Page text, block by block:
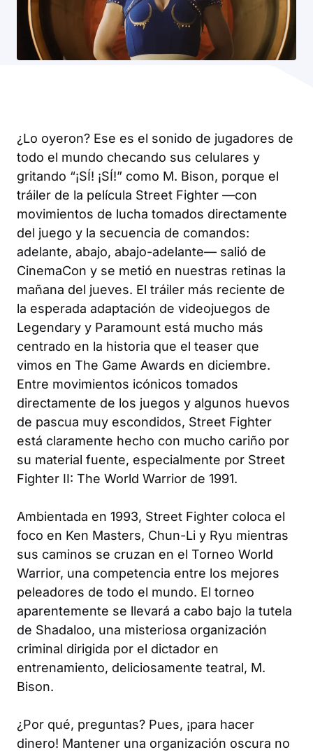
¿Lo oyeron? Ese es el sonido de jugadores de
todo el mundo checando sus celulares y
gritando “¡SÍ! ¡SÍ!” como M. Bison, porque el
tráiler de la película Street Fighter —con
movimientos de lucha tomados directamente
del juego y la secuencia de comandos:
adelante, abajo, abajo-adelante— salió de
CinemaCon y se metió en nuestras retinas la
mañana del jueves. El tráiler más reciente de
la esperada adaptación de videojuegos de
Legendary y Paramount está mucho más
centrado en la historia que el teaser que
vimos en The Game Awards en diciembre.
Entre movimientos icónicos tomados
directamente de los juegos y algunos huevos
de pascua muy escondidos, Street Fighter
está claramente hecho con mucho cariño por
su material fuente, especialmente por Street
Fighter II: The World Warrior de 1991.
Ambientada en 1993, Street Fighter coloca el
foco en Ken Masters, Chun-Li y Ryu mientras
sus caminos se cruzan en el Torneo World
Warrior, una competencia entre los mejores
peleadores de todo el mundo. El torneo
aparentemente se llevará a cabo bajo la tutela
de Shadaloo, una misteriosa organización
criminal dirigida por el dictador en
entrenamiento, deliciosamente teatral, M.
Bison.
¿Por qué, preguntas? Pues, ¡para hacer
dinero! Mantener una organización oscura no